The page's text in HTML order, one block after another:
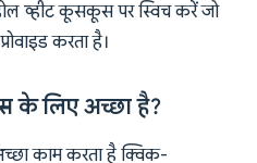
व्हीट कूसकूस पर स्विच करें जो
करता है।
के लिए अच्छा है?
काम करता है क्विक-